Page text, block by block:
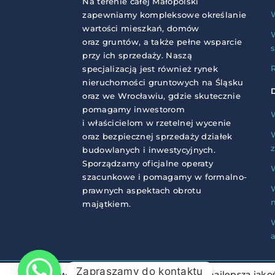
zapewniamy kompleksowe określanie
wartości mieszkań, domów
oraz gruntów, a także pełne wsparcie
przy ich sprzedaży. Naszą
specjalizacją jest również rynek
nieruchomości gruntowych na Śląsku
oraz we Wrocławiu, gdzie skutecznie
pomagamy inwestorom
i właścicielom w rzetelnej wycenie
oraz bezpiecznej sprzedaży działek
budowlanych i inwestycyjnych.
Sporządzamy oficjalne operaty
szacunkowe i pomagamy w formalno-
prawnych aspektach obrotu
majątkiem.
Zapraszamy do kontaktu